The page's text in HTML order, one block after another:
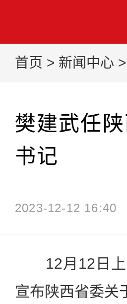
首页 > 新闻中心 >
樊建武任
书记
2023-12-12 16:40
12月12日上
宣布陕西省委关